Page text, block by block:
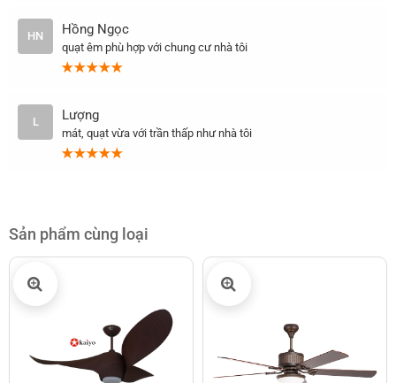
HN Hồng Ngọc
quạt êm phù hợp với chung cư nhà tôi
L Lượng
mát, quạt vừa với trần thấp như nhà tôi
Sản phẩm cùng loại